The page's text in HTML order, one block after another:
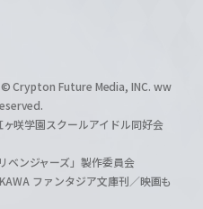
Crypton Future Media, INC. ww
咲学園スクールアイドル同好会
ンジャーズ」製作委員会
ファンタジア文庫刊／映画も